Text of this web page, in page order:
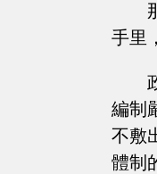
手里
編制
不敷
體制